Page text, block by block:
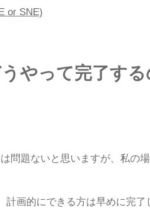
or SNE)
やって完了する
問題ないと思いますが、私の
計画的にできる方は早めに完